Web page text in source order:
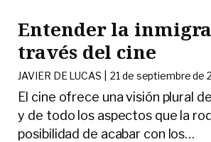
Entender la
través del cine
JAVIER DE LUCAS |21 de septiembre de
El cine ofrece una visión plural
y de todo los aspectos que la
posibilidad de acabar con los…